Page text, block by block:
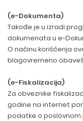
(e-Dokumenta)
Takođe je u izradi
dokumenata u e-
O načinu korišćenja
blagovremeno
(e-Fiskalizacija)
Za obveznike
godine na internet
podatke o